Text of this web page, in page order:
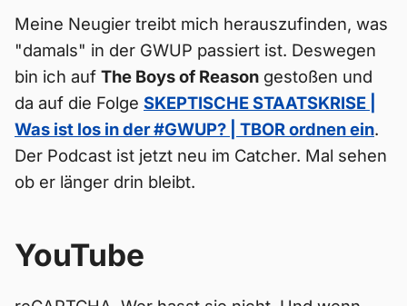
Meine Neugier treibt mich herauszufinden, was
"damals" in der GWUP passiert ist. Deswegen
bin ich auf The Boys of Reason gestoßen und
da auf die Folge SKEPTISCHE STAATSKRISE |
Was ist los in der #GWUP? | TBOR ordnen ein.
Der Podcast ist jetzt neu im Catcher. Mal sehen
ob er länger drin bleibt.
YouTube